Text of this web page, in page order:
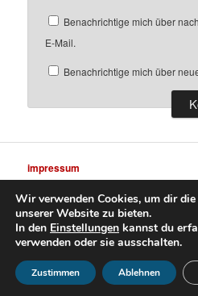
Benachrichtige mich über
E-Mail.
Benachrichtige mich über
impressum
datenschutz Stolz
Wir verwenden Cookies, um dir
unserer Website zu bieten.
In den Einstellungen kannst du
verwenden oder sie ausschalten.
Zustimmen Ablehnen